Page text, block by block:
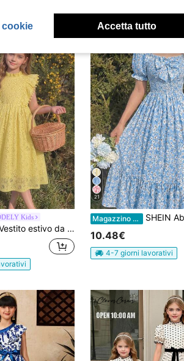
Kids
estivo da ragazza in tessuto jacquard di pizzo bianco, con decorazione in pompon soffici, elegante e confortevole, adatto per uso quotidiano, raduni e feste
21
Magazzino EU SHEIN Abito corto a maniche corte da ragazza
10.48€
4-7 giorni lavorativi
cookie Accetta tutto